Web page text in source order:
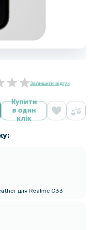
Залишити відгук
Купити
в один
клік
для Realme C33